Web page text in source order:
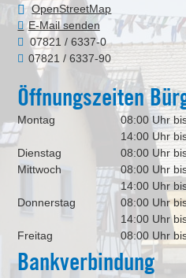
OpenStreetMap
E-Mail senden
07821 / 6337-0
07821 / 6337-90
Öffnungszeiten
Montag
08:00 Uhr
14:00 Uhr
Dienstag
08:00 Uhr
Mittwoch
08:00 Uhr
14:00 Uhr
Donnerstag
08:00 Uhr
14:00 Uhr
Freitag
08:00 Uhr
Bankverbindung